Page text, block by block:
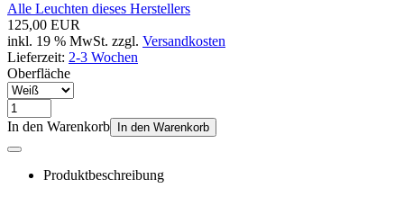
Alle Leuchten dieses Herstellers
125,00 EUR
inkl. 19 % MwSt. zzgl. Versandkosten
Lieferzeit: 2-3 Wochen
Oberfläche
In den Warenkorb In den Warenkorb
Produktbeschreibung